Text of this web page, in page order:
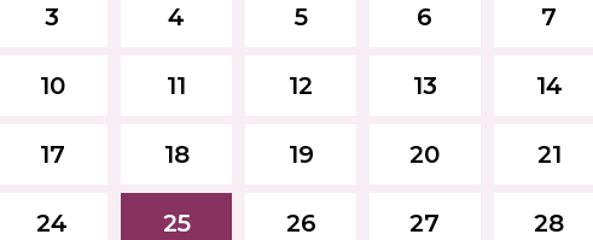
3 4 5 6 7
10 11 12 13 14
17 18 19 20 21
24 25 26 27 28